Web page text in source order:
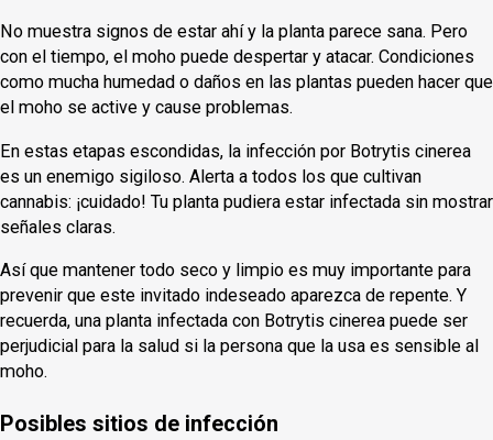
No muestra signos de estar ahí y la planta parece sana. Pero
con el tiempo, el moho puede despertar y atacar. Condiciones
como mucha humedad o daños en las plantas pueden hacer que
el moho se active y cause problemas.
En estas etapas escondidas, la infección por Botrytis cinerea
es un enemigo sigiloso. Alerta a todos los que cultivan
cannabis: ¡cuidado! Tu planta pudiera estar infectada sin mostrar
señales claras.
Así que mantener todo seco y limpio es muy importante para
prevenir que este invitado indeseado aparezca de repente. Y
recuerda, una planta infectada con Botrytis cinerea puede ser
perjudicial para la salud si la persona que la usa es sensible al
moho.
Posibles sitios de infección